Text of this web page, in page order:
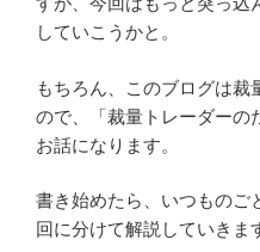
していこうかと。
もちろん、このブログは裁
ので、「裁量トレーダーの
お話になります。
書き始めたら、いつものご
回に分けて解説していきま